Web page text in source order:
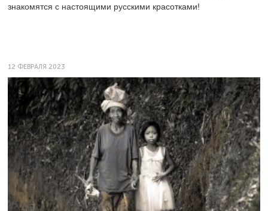
знакомятся с настоящими русскими красотками!
12 ФЕВРАЛЯ 2023